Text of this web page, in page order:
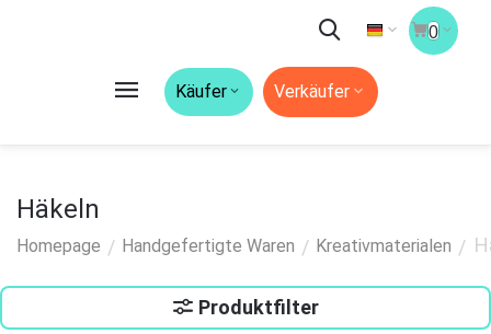
0
Käufer Verkäufer
Häkeln
Homepage / Handgefertigte Waren / Kreativmaterialen /
Produktfilter